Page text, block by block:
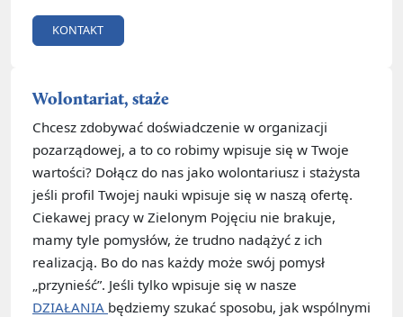
KONTAKT
Wolontariat, staże
Chcesz zdobywać doświadczenie w organizacji
pozarządowej, a to co robimy wpisuje się w Twoje
wartości? Dołącz do nas jako wolontariusz i stażysta
jeśli profil Twojej nauki wpisuje się w naszą ofertę.
Ciekawej pracy w Zielonym Pojęciu nie brakuje,
mamy tyle pomysłów, że trudno nadążyć z ich
realizacją. Bo do nas każdy może swój pomysł
„przynieść”. Jeśli tylko wpisuje się w nasze
DZIAŁANIA będziemy szukać sposobu, jak wspólnymi